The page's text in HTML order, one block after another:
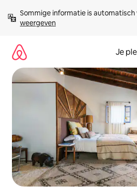
direct
naar
Sommige informatie is automatisch
weergeven
Je